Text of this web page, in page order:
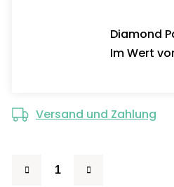
Diamond
Im Wert
Versand und Zahlung